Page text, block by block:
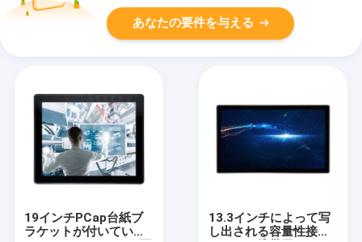
あなたの要件を与える
19インチPCap台紙ブ
ラケットが付いている
13.3インチによって写
し出される容量性接触